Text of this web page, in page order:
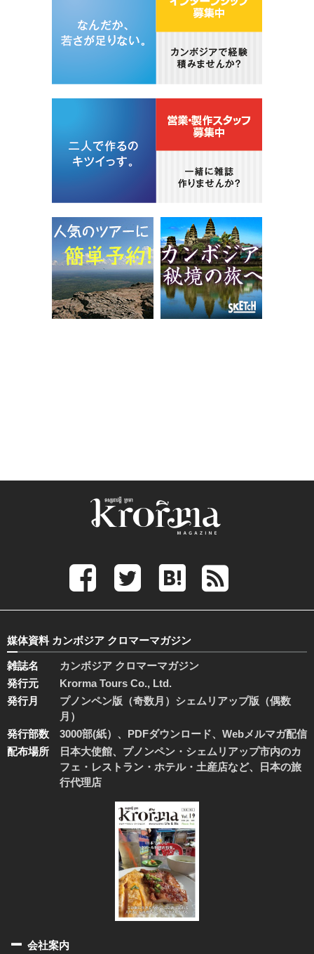
媒体資料 カンボジア クロマーマガジン
雑誌名
カンボジア クロマーマガジン
発行元
Krorma Tours Co., Ltd.
発行月
プノンペン版（奇数月）シェムリアップ版（偶数
月）
発行部数
3000部(紙）、PDFダウンロード、Webメルマガ配信
配布場所
日本大使館、プノンペン・シェムリアップ市内のカ
フェ・レストラン・ホテル・土産店など、日本の旅
行代理店
会社案内